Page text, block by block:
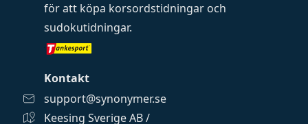
för att köpa korsordstidningar och
sudokutidningar.
Kontakt
support@synonymer.se
Keesing Sverige AB /